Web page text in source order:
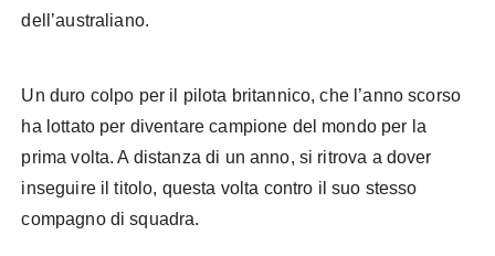
dell’australiano.
Un duro colpo per il pilota britannico, che l’anno scorso
ha lottato per diventare campione del mondo per la
prima volta. A distanza di un anno, si ritrova a dover
inseguire il titolo, questa volta contro il suo stesso
compagno di squadra.